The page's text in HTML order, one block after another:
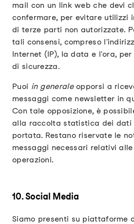
mail con un link web che devi
confermare, per evitare utilizzi
di terze parti non autorizzate.
tali consensi, compreso
Internet (IP), la data e l'ora,
di sicurezza.
Puoi in generaleopporsi a
messaggi come newsletter in
Con tale opposizione, è
alla raccolta statistica dei dati
portata. Restano riservate le
messaggi necessari relativi
operazioni.
10. Social Media
Siamo presenti su piattaforme